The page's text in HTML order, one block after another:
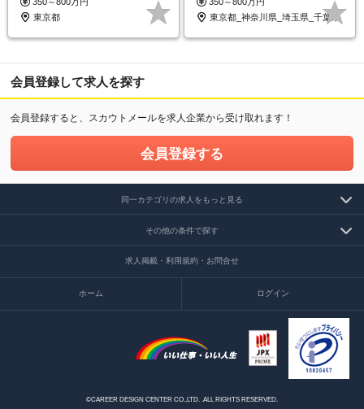
東京都
東京都_神奈川県_埼玉県_千葉県
会員登録して求人を探す
会員登録すると、スカウトメールを求人企業から受け取れます！
会員登録する
同一カテゴリの求人をもっと見る
その他の条件で探す
求人掲載・利用規約・お問合せ
ホーム ログイン
©CAREER DESIGN CENTER CO.,LTD. .ALL RIGHTS RESERVED.